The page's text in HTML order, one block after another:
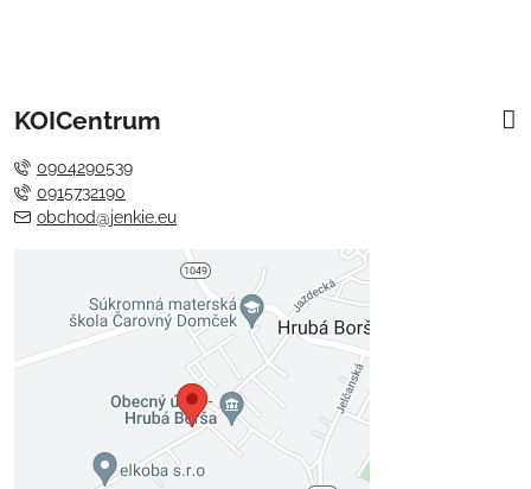
KOICentrum
0904290539
0915732190
obchod@jenkie.eu
Externý obsah je blokovaný
Voľbami súkromia
Prajete si načítať externý obsah?
Povoliť tentokrát